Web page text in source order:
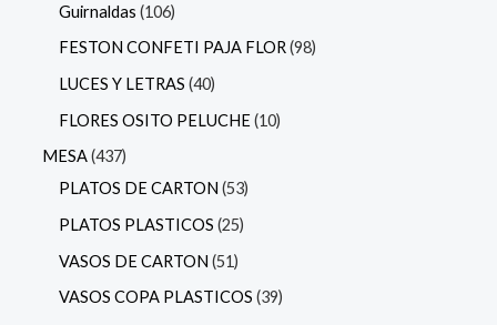
Guirnaldas 106
FESTON CONFETI PAJA FLOR 98
LUCES Y LETRAS 40
FLORES OSITO PELUCHE 10
MESA 437
PLATOS DE CARTON 53
PLATOS PLASTICOS 25
VASOS DE CARTON 51
VASOS COPA PLASTICOS 39